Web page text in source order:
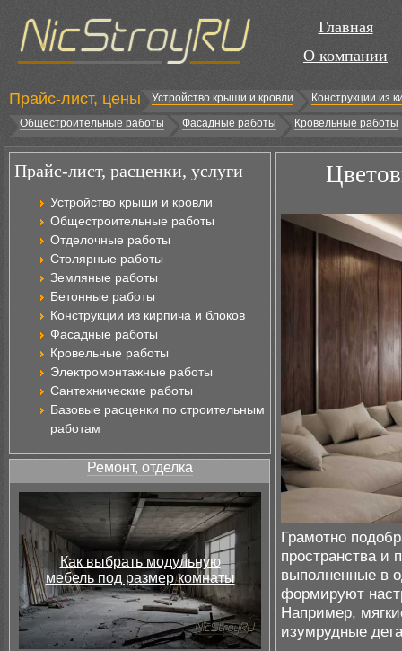
Главная
О компании
Прайс-лист, цены Устройство крыши и кровли
Конструкции из
Общестроительные работы
Фасадные работы Кровельные работы
Прайс-лист, расценки, услуги
Устройство крыши и кровли
Общестроительные работы
Отделочные работы
Столярные работы
Земляные работы
Бетонные работы
Конструкции из кирпича и блоков
Фасадные работы
Кровельные работы
Электромонтажные работы
Сантехнические работы
Базовые расценки по строительным
работам
Ремонт, отделка
Как выбрать модульную
мебель под размер комнаты
Грамотно
пространства и
выполненные в
формируют
Например,
изумрудные